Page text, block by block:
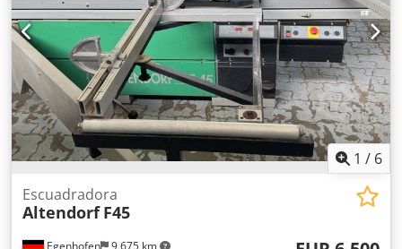
1 / 6
Egenhofen 9,675 km
Escuadradora
Altendorf F45